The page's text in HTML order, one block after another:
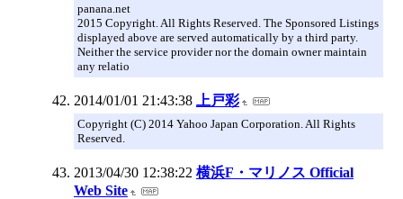
panana.net
2015 Copyright. All Rights Reserved. The Sponsored Listings
displayed above are served automatically by a third party.
Neither the service provider nor the domain owner maintain
any relatio
2014/01/01 21:43:38 上戸彩
Copyright (C) 2014 Yahoo Japan Corporation. All Rights
Reserved.
2013/04/30 12:38:22 横浜F・マリノス Official
Web Site